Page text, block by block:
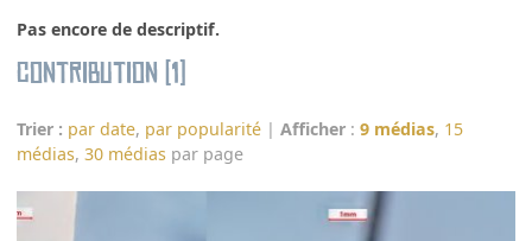
Pas encore de descriptif.
Contribution (1)
Trier : par date, par popularité |Afficher :9 médias, 15
médias,30 médias par page